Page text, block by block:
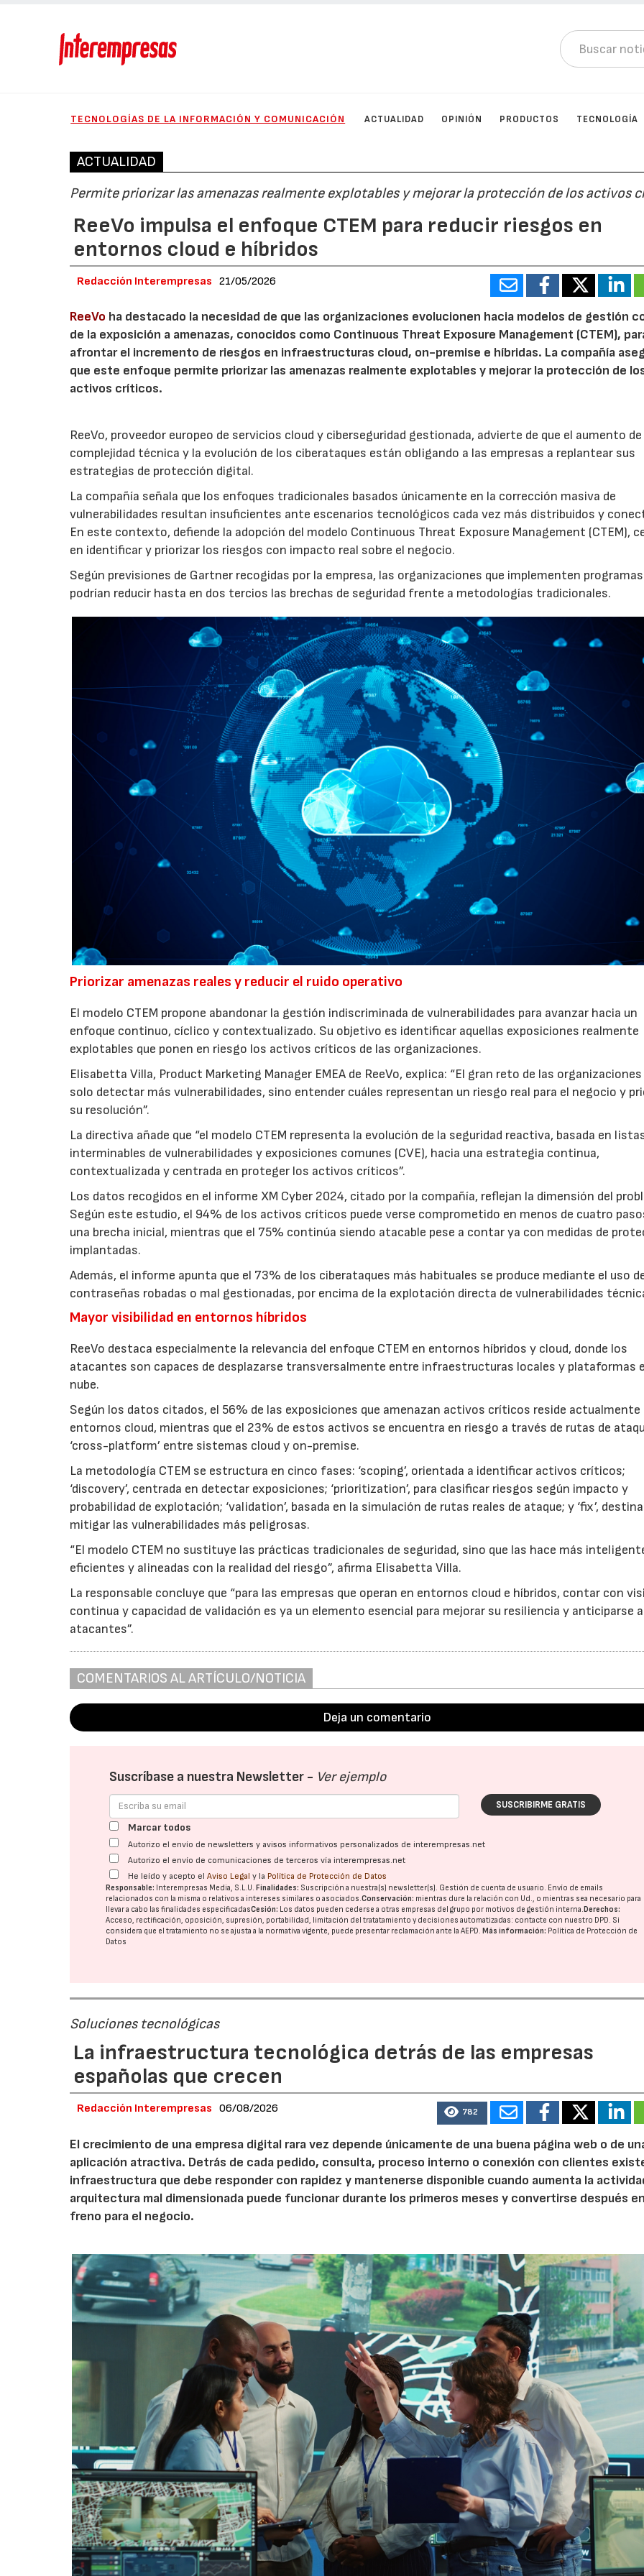
TECNOLOGÍAS DE LA INFORMACIÓN Y COMUNICACIÓN ACTUALIDAD OPINIÓN PRODUCTOS TECNOLOGÍA
ACTUALIDAD
Permite priorizar las amenazas realmente explotables y mejorar la protección de los activos
ReeVo impulsa el enfoque CTEM para reducir riesgos en
entornos cloud e híbridos
Redacción Interempresas 21/05/2026
ReeVo ha destacado la necesidad de que las organizaciones evolucionen hacia modelos de gestión
de la exposición a amenazas, conocidos como Continuous Threat Exposure Management (CTEM),
afrontar el incremento de riesgos en infraestructuras cloud, on-premise e híbridas. La compañía
que este enfoque permite priorizar las amenazas realmente explotables y mejorar la protección de
activos críticos.
ReeVo, proveedor europeo de servicios cloud y ciberseguridad gestionada, advierte de que el aumento
complejidad técnica y la evolución de los ciberataques están obligando a las empresas a replantear sus
estrategias de protección digital.
La compañía señala que los enfoques tradicionales basados únicamente en la corrección masiva de
vulnerabilidades resultan insuficientes ante escenarios tecnológicos cada vez más distribuidos y
En este contexto, defiende la adopción del modelo Continuous Threat Exposure Management (CTEM),
en identificar y priorizar los riesgos con impacto real sobre el negocio.
Según previsiones de Gartner recogidas por la empresa, las organizaciones que implementen programas
podrían reducir hasta en dos tercios las brechas de seguridad frente a metodologías tradicionales.
Priorizar amenazas reales y reducir el ruido operativo
El modelo CTEM propone abandonar la gestión indiscriminada de vulnerabilidades para avanzar hacia un
enfoque continuo, cíclico y contextualizado. Su objetivo es identificar aquellas exposiciones realmente
explotables que ponen en riesgo los activos críticos de las organizaciones.
Elisabetta Villa, Product Marketing Manager EMEA de ReeVo, explica: “El gran reto de las
solo detectar más vulnerabilidades, sino entender cuáles representan un riesgo real para el negocio y
su resolución”.
La directiva añade que “el modelo CTEM representa la evolución de la seguridad reactiva, basada en
interminables de vulnerabilidades y exposiciones comunes (CVE), hacia una estrategia continua,
contextualizada y centrada en proteger los activos críticos”.
Los datos recogidos en el informe XM Cyber 2024, citado por la compañía, reflejan la dimensión del
Según este estudio, el 94% de los activos críticos puede verse comprometido en menos de cuatro
una brecha inicial, mientras que el 75% continúa siendo atacable pese a contar ya con medidas de
implantadas.
Además, el informe apunta que el 73% de los ciberataques más habituales se produce mediante el uso
contraseñas robadas o mal gestionadas, por encima de la explotación directa de vulnerabilidades
Mayor visibilidad en entornos híbridos
ReeVo destaca especialmente la relevancia del enfoque CTEM en entornos híbridos y cloud, donde los
atacantes son capaces de desplazarse transversalmente entre infraestructuras locales y plataformas
nube.
Según los datos citados, el 56% de las exposiciones que amenazan activos críticos reside actualmente
entornos cloud, mientras que el 23% de estos activos se encuentra en riesgo a través de rutas de
‘cross-platform’ entre sistemas cloud y on-premise.
La metodología CTEM se estructura en cinco fases: ‘scoping’, orientada a identificar activos críticos;
‘discovery’, centrada en detectar exposiciones; ‘prioritization’, para clasificar riesgos según impacto y
probabilidad de explotación; ‘validation’, basada en la simulación de rutas reales de ataque; y ‘fix’,
mitigar las vulnerabilidades más peligrosas.
“El modelo CTEM no sustituye las prácticas tradicionales de seguridad, sino que las hace más
eficientes y alineadas con la realidad del riesgo”, afirma Elisabetta Villa.
La responsable concluye que “para las empresas que operan en entornos cloud e híbridos, contar con
continua y capacidad de validación es ya un elemento esencial para mejorar su resiliencia y anticiparse
atacantes”.
COMENTARIOS AL ARTÍCULO/NOTICIA
Deja un comentario
Suscríbase a nuestra Newsletter - Ver ejemplo
SUSCRIBIRME GRATIS
Marcar todos
Autorizo el envío de newsletters y avisos informativos personalizados de interempresas.net
Autorizo el envío de comunicaciones de terceros vía interempresas.net
He leído y acepto elAviso Legal y la Política de Protección de Datos
Responsable: Interempresas Media, S.L.U.Finalidades: Suscripción a nuestra(s) newsletter(s). Gestión de cuenta de usuario. Envío de emails
relacionados con la misma o relativos a intereses similares o asociados.Conservación: mientras dure la relación con Ud., o mientras sea necesario para
llevar a cabo las finalidades especificadasCesión: Los datos pueden cederse a otras empresas del grupo por motivos de gestión interna.Derechos:
Acceso, rectificación, oposición, supresión, portabilidad, limitación del tratatamiento y decisiones automatizadas: contacte con nuestro DPD. Si
considera que el tratamiento no se ajusta a la normativa vigente, puede presentar reclamación ante laAEPD.Más información: Política de Protección de
Datos
Soluciones tecnológicas
La infraestructura tecnológica detrás de las empresas
españolas que crecen
Redacción Interempresas 06/08/2026 782
El crecimiento de una empresa digital rara vez depende únicamente de una buena página web o de
aplicación atractiva. Detrás de cada pedido, consulta, proceso interno o conexión con clientes
infraestructura que debe responder con rapidez y mantenerse disponible cuando aumenta la
arquitectura mal dimensionada puede funcionar durante los primeros meses y convertirse después
freno para el negocio.
23/07/2026 30/07/2026